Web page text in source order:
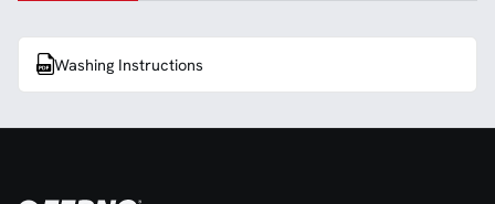
Washing Instructions